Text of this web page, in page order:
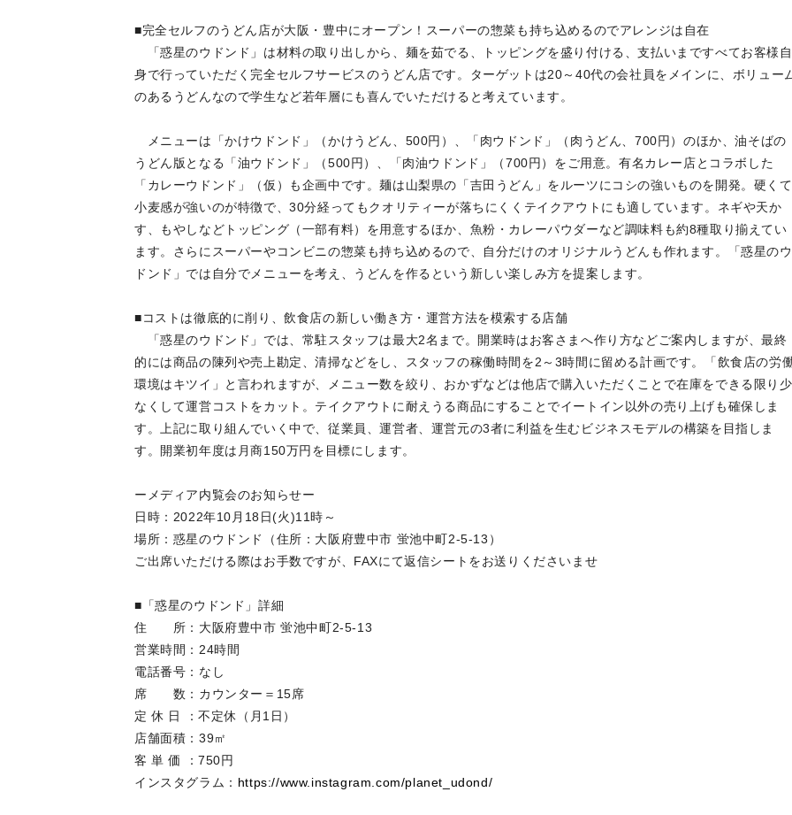
■完全セルフのうどん店が大阪・豊中にオープン！スーパーの惣菜も持ち込めるのでアレンジは自在
「惑星のウドンド」は材料の取り出しから、麺を茹でる、トッピングを盛り付ける、支払いまですべてお客様自
身で行っていただく完全セルフサービスのうどん店です。ターゲットは20～40代の会社員をメインに、ボリュー
のあるうどんなので学生など若年層にも喜んでいただけると考えています。
メニューは「かけウドンド」（かけうどん、500円）、「肉ウドンド」（肉うどん、700円）のほか、油そばの
うどん版となる「油ウドンド」（500円）、「肉油ウドンド」（700円）をご用意。有名カレー店とコラボした
「カレーウドンド」（仮）も企画中です。麺は山梨県の「吉田うどん」をルーツにコシの強いものを開発。硬くて
小麦感が強いのが特徴で、30分経ってもクオリティーが落ちにくくテイクアウトにも適しています。ネギや天か
す、もやしなどトッピング（一部有料）を用意するほか、魚粉・カレーパウダーなど調味料も約8種取り揃えてい
ます。さらにスーパーやコンビニの惣菜も持ち込めるので、自分だけのオリジナルうどんも作れます。「惑星のウ
ドンド」では自分でメニューを考え、うどんを作るという新しい楽しみ方を提案します。
■コストは徹底的に削り、飲食店の新しい働き方・運営方法を模索する店舗
「惑星のウドンド」では、常駐スタッフは最大2名まで。開業時はお客さまへ作り方などご案内しますが、最終
的には商品の陳列や売上勘定、清掃などをし、スタッフの稼働時間を2～3時間に留める計画です。「飲食店の労
環境はキツイ」と言われますが、メニュー数を絞り、おかずなどは他店で購入いただくことで在庫をできる限り少
なくして運営コストをカット。テイクアウトに耐えうる商品にすることでイートイン以外の売り上げも確保しま
す。上記に取り組んでいく中で、従業員、運営者、運営元の3者に利益を生むビジネスモデルの構築を目指しま
す。開業初年度は月商150万円を目標にします。
ーメディア内覧会のお知らせー
日時：2022年10月18日(火)11時～
場所：惑星のウドンド（住所：大阪府豊中市 蛍池中町2-5-13）
ご出席いただける際はお手数ですが、FAXにて返信シートをお送りくださいませ
■「惑星のウドンド」詳細
住 所：大阪府豊中市 蛍池中町2-5-13
営業時間：24時間
電話番号：なし
席 数：カウンター＝15席
定 休 日 ：不定休（月1日）
店舗面積：39㎡
客 単 価 ：750円
インスタグラム： https://www.instagram.com/planet_udond/